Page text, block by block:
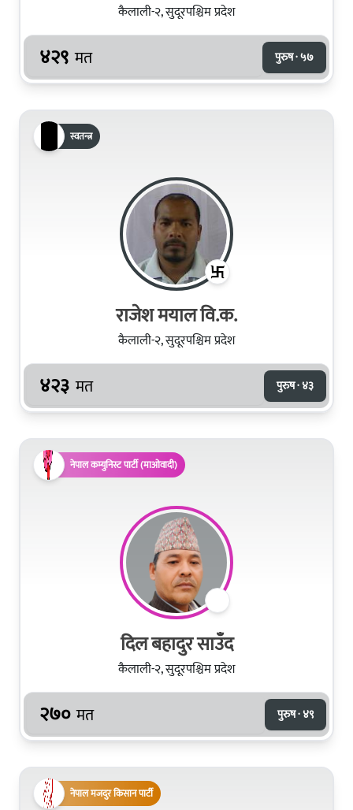
कैलाली-२, सुदूरपश्चिम प्रदेश
४२९ मत पुरुष · ५७
स्वतन्त्र
राजेश मयाल वि.क.
कैलाली-२, सुदूरपश्चिम प्रदेश
४२३ मत पुरुष · ४३
नेपाल कम्युनिस्ट पार्टी (माओवादी)
दिल बहादुर साउँद
कैलाली-२, सुदूरपश्चिम प्रदेश
२७० मत पुरुष · ४९
नेपाल मजदुर किसान पार्टी